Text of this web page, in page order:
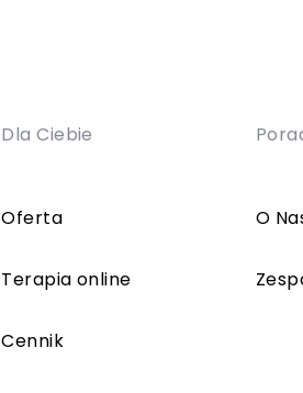
Dla Ciebie
Oferta
Terapia online
Cennik
O